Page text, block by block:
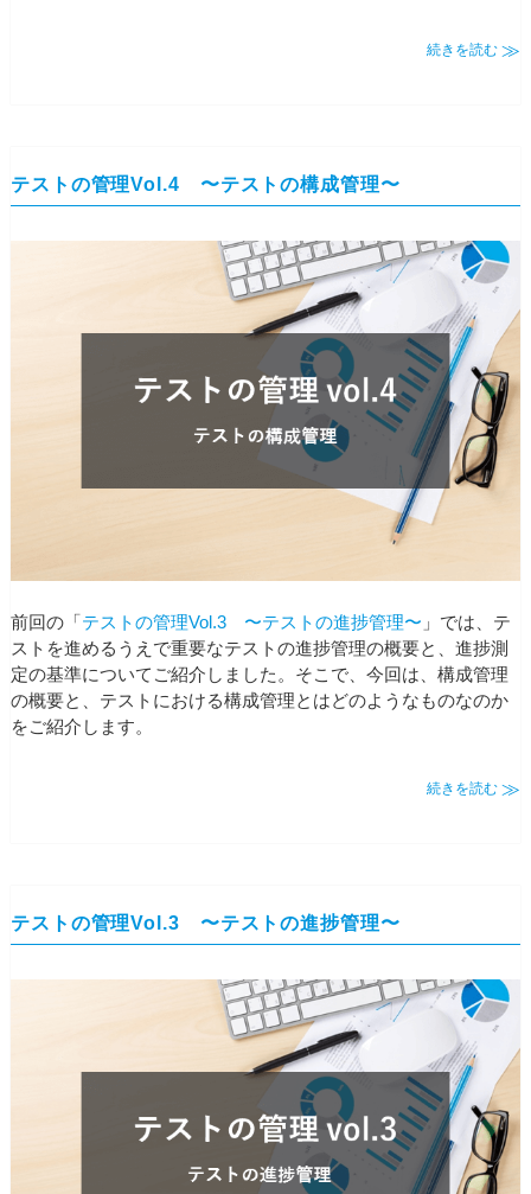
続きを読む
テストの管理Vol.4 〜テストの構成管理〜
前回の「テストの管理Vol.3 〜テストの進捗管理〜 」では、テ
ストを進めるうえで重要なテストの進捗管理の概要と、進捗測
定の基準についてご紹介しました。そこで、今回は、構成管理
の概要と、テストにおける構成管理とはどのようなものなのか
をご紹介します。
続きを読む
テストの管理Vol.3 〜テストの進捗管理〜